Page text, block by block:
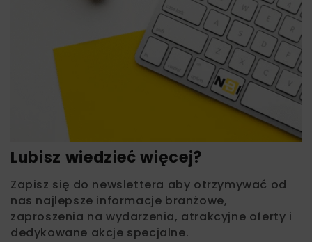
Lubisz wiedzieć więcej?
Zapisz się do newslettera aby otrzymywać od
nas najlepsze informacje branżowe,
zaproszenia na wydarzenia, atrakcyjne oferty i
dedykowane akcje specjalne.